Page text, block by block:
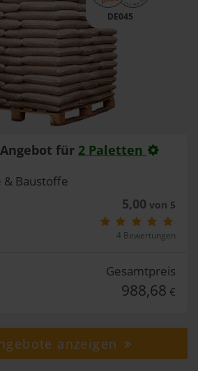
DE045
für 2 Paletten
& Baustoffe
5,00 von 5
4 Bewertungen
Gesamtpreis
988,68 €
anzeigen